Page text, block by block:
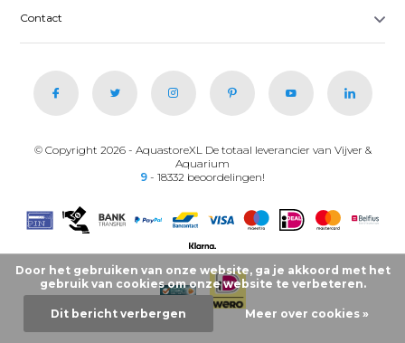
Contact
© Copyright 2026 - AquastoreXL De totaal leverancier van Vijver &
Aquarium
9 - 18332 beoordelingen!
Door het gebruiken van onze website, ga je akkoord met het
gebruik van cookies om onze website te verbeteren.
Dit bericht verbergen Meer over cookies »